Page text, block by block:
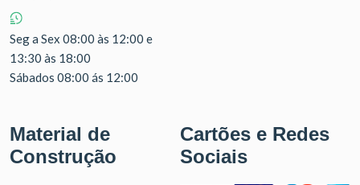
Seg a Sex 08:00 às 12:00 e
13:30 às 18:00
Sábados 08:00 ás 12:00
Material de
Construção
Cartões e Redes
Sociais